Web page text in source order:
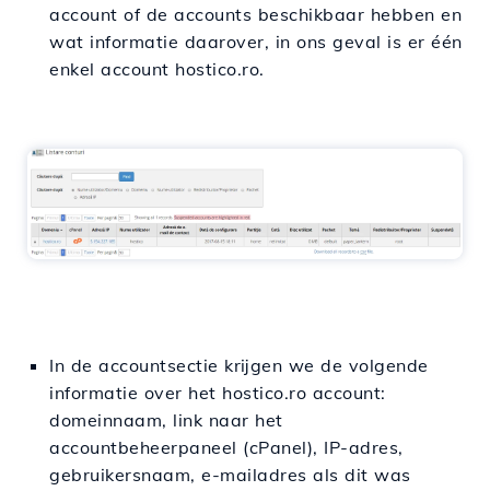
account of de accounts beschikbaar hebben en
wat informatie daarover, in ons geval is er één
enkel account hostico.ro.
In de accountsectie krijgen we de volgende
informatie over het hostico.ro account:
domeinnaam, link naar het
accountbeheerpaneel (cPanel), IP-adres,
gebruikersnaam, e-mailadres als dit was